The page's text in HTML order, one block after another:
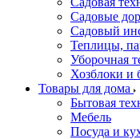
Садовые
Садовый
Теплицы,
Уборочная
Хозблоки и
Товары для дома
Бытовая
Мебель
Посуда и